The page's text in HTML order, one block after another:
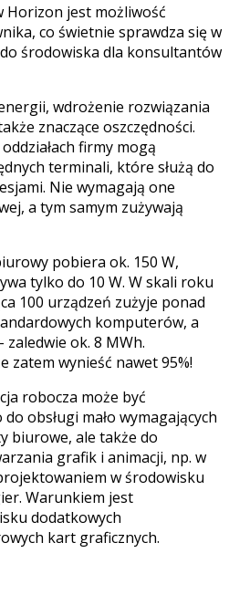
Horizon jest możliwość
co świetnie sprawdza się w
środowiska dla konsultantów
wdrożenie rozwiązania
znaczące oszczędności.
firmy mogą
terminali, które służą do
Nie wymagają one
a tym samym zużywają
pobiera ok. 150 W,
tylko do 10 W. W skali roku
100 urządzeń zużyje ponad
komputerów, a
zaledwie ok. 8 MWh.
zatem wynieść nawet 95%!
robocza może być
obsługi mało wymagających
biurowe, ale także do
grafik i animacji, np. w
w środowisku
Warunkiem jest
dodatkowych
kart graficznych.